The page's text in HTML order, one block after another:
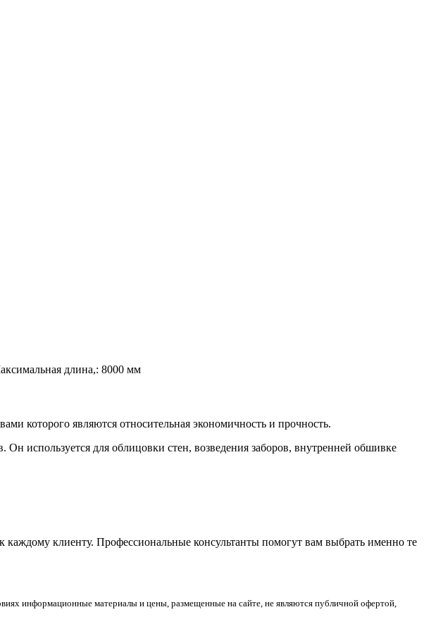
длина,: 8000 мм
которого являются относительная экономичность и прочность.
используется для облицовки стен, возведения заборов, внутренней обшивке
клиенту. Профессиональные консультанты помогут вам выбрать именно те
информационные материалы и цены, размещенные на сайте, не являются публичной офертой,